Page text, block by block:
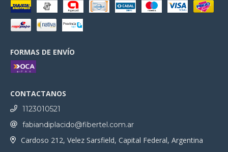
FORMAS DE ENVÍO
CONTACTANOS
1123010521
fabiandiplacido@fibertel.com.ar
Cardoso 212, Velez Sarsfield, Capital Federal, Argentina